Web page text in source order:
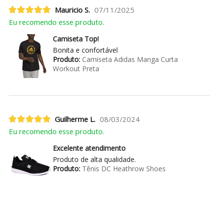
Mauricio S. 07/11/2025
Eu recomendo esse produto.
Camiseta Top!
Bonita e confortável
Produto:Camiseta Adidas Manga Curta
Workout Preta
Guilherme L. 08/03/2024
Eu recomendo esse produto.
Excelente atendimento
Produto de alta qualidade.
Produto:Tênis DC Heathrow Shoes